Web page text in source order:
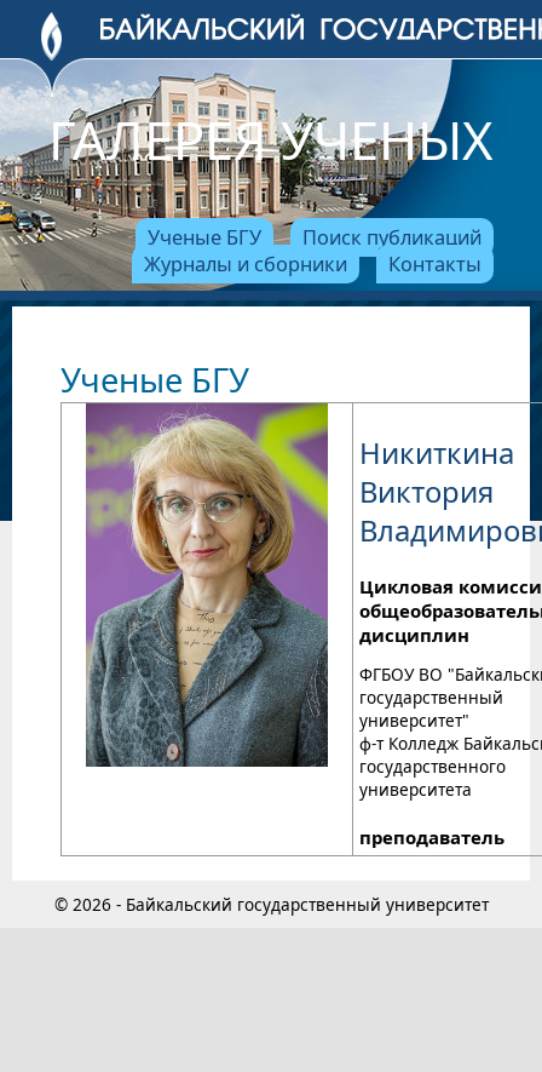
ГАЛЕРЕЯ УЧЕНЫХ
Ученые БГУ
Поиск публикаций
Журналы и сборники
Контакты
Ученые БГУ
Никиткина
Виктория
Цикловая
дисциплин
ФГБОУ ВО
государственный
университет"
ф-т Колледж
государственного
университета
преподаватель
© 2026 - Байкальский государственный университет